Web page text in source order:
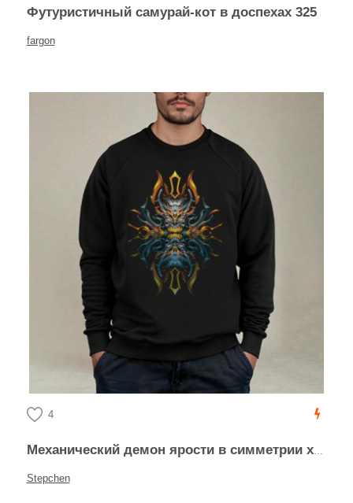
Футуристичный самурай-кот в доспехах 325
fargon
4
Механический демон ярости в симметрии хаоса
Stepchen